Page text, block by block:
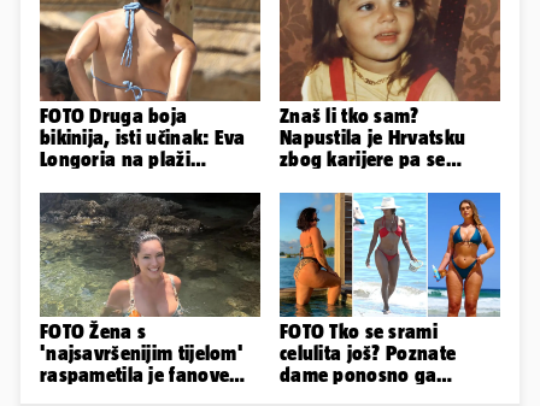
FOTO Druga boja
bikinija, isti učinak: Eva
Longoria na plaži
obline
Znaš li tko sam?
Napustila je Hrvatsku
zbog karijere pa se
starijeg
FOTO Žena s
'najsavršenijim tijelom'
raspametila je fanove
FOTO Tko se srami
celulita još? Poznate
dame ponosno ga